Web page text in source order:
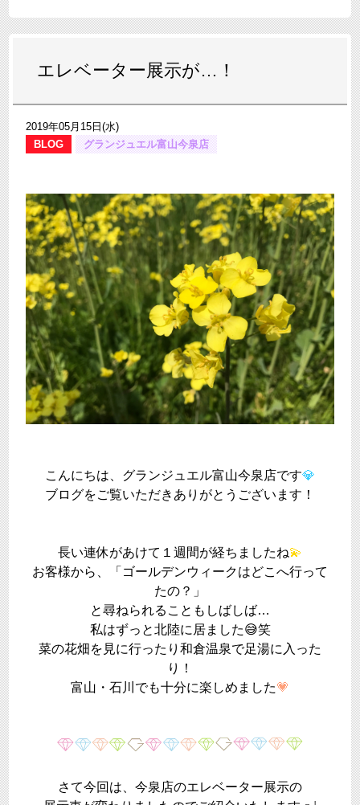
エレベーター展示が…！
2019年05月15日(水)
BLOG
グランジュエル富山今泉店
こんにちは、グランジュエル富山今泉店です💎
ブログをご覧いただきありがとうございます！
長い連休があけて１週間が経ちましたね💫
お客様から、「ゴールデンウィークはどこへ行って
たの？」
と尋ねられることもしばしば…
私はずっと北陸に居ました😅笑
菜の花畑を見に行ったり和倉温泉で足湯に入った
り！
富山・石川でも十分に楽しめました💗
さて今回は、今泉店のエレベーター展示の